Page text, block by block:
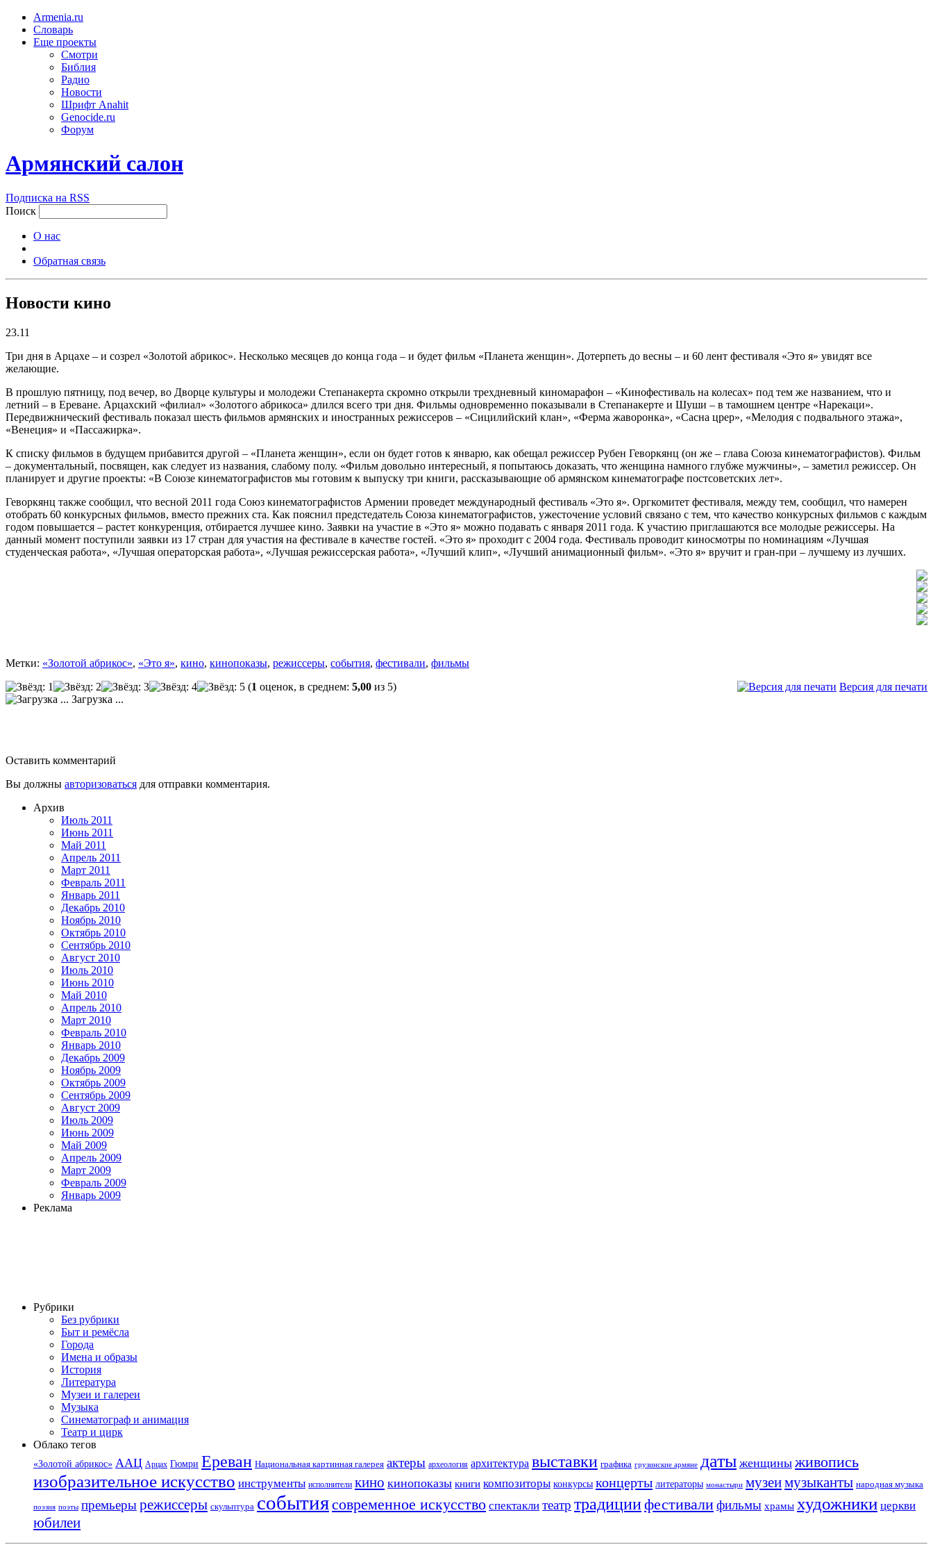
Armenia.ru
Словарь
Еще проекты
Смотри
Библия
Радио
Новости
Шрифт Anahit
Genocide.ru
Форум
Армянский салон
Подписка на RSS
Поиск
О нас
Обратная связь
Новости кино
23.11
Три дня в Арцахе – и созрел «Золотой абрикос». Несколько месяцев до конца года – и будет фильм «Планета женщин». Дотерпеть до весны – и 60 лент фестиваля «Это я» увидят все
желающие.
В прошлую пятницу, под вечер, во Дворце культуры и молодежи Степанакерта скромно открыли трехдневный киномарафон – «Кинофестиваль на колесах» под тем же названием, что и
летний – в Ереване. Арцахский «филиал» «Золотого абрикоса» длился всего три дня. Фильмы одновременно показывали в Степанакерте и Шуши – в тамошнем центре «Нарекаци».
Передвижнический фестиваль показал шесть фильмов армянских и иностранных режиссеров – «Сицилийский клан», «Ферма жаворонка», «Сасна црер», «Мелодия с подвального этажа»,
«Венеция» и «Пассажирка».
К списку фильмов в будущем прибавится другой – «Планета женщин», если он будет готов к январю, как обещал режиссер Рубен Геворкянц (он же – глава Союза кинематографистов). Фильм
– документальный, посвящен, как следует из названия, слабому полу. «Фильм довольно интересный, я попытаюсь доказать, что женщина намного глубже мужчины», – заметил режиссер. Он
планирует и другие проекты: «В Союзе кинематографистов мы готовим к выпуску три книги, рассказывающие об армянском кинематографе постсоветских лет».
Геворкянц также сообщил, что весной 2011 года Союз кинематографистов Армении проведет международный фестиваль «Это я». Оргкомитет фестиваля, между тем, сообщил, что намерен
отобрать 60 конкурсных фильмов, вместо прежних ста. Как пояснил предстедатель Союза кинематографистов, ужесточение условий связано с тем, что качество конкурсных фильмов с каждым
годом повышается – растет конкуренция, отбирается лучшее кино. Заявки на участие в «Это я» можно подавать с января 2011 года. К участию приглашаются все молодые режиссеры. На
данный момент поступили заявки из 17 стран для участия на фестивале в качестве гостей. «Это я» проходит с 2004 года. Фестиваль проводит киносмотры по номинациям «Лучшая
студенческая работа», «Лучшая операторская работа», «Лучшая режиссерская работа», «Лучший клип», «Лучший анимационный фильм». «Это я» вручит и гран-при – лучшему из лучших.
Метки: «Золотой абрикос», «Это я», кино, кинопоказы, режиссеры, события, фестивали, фильмы
Версия для печати
(1 оценок, в среднем: 5,00 из 5)
Загрузка ...
Оставить комментарий
Вы должны авторизоваться для отправки комментария.
Архив
Июль 2011
Июнь 2011
Май 2011
Апрель 2011
Март 2011
Февраль 2011
Январь 2011
Декабрь 2010
Ноябрь 2010
Октябрь 2010
Сентябрь 2010
Август 2010
Июль 2010
Июнь 2010
Май 2010
Апрель 2010
Март 2010
Февраль 2010
Январь 2010
Декабрь 2009
Ноябрь 2009
Октябрь 2009
Сентябрь 2009
Август 2009
Июль 2009
Июнь 2009
Май 2009
Апрель 2009
Март 2009
Февраль 2009
Январь 2009
Реклама
Рубрики
Без рубрики
Быт и ремёсла
Города
Имена и образы
История
Литература
Музеи и галереи
Музыка
Синематограф и анимация
Театр и цирк
Облако тегов
«Золотой абрикос» ААЦ Арцах Гюмри Ереван Национальная картинная галерея актеры археология архитектура выставки графика грузинские армяне даты женщины живопись
изобразительное искусство инструменты исполнители кино кинопоказы книги композиторы конкурсы концерты литераторы монастыри музеимузыканты народная музыка
поэзия поэты премьерырежиссеры скульптура событиясовременное искусство спектакли театр традициифестивалифильмы храмы художники церкви
юбилеи